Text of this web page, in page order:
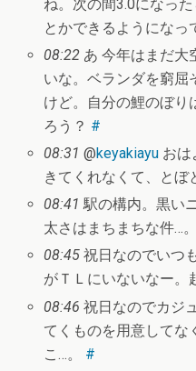
ね。次の間3.0になっ
とかできるようになっ
08:22 あ 今年はまだ大
いな。ベランダを窮屈
けど。自分の鯉のぼり
ろう？ #
08:31 @keyakiayu おは
きてくれなくて、とぼ
08:41 駅の構内。黒い
太さはまちまちな件…。
08:45 祝日なのでいつ
がＴＬにいないなー。
08:46 祝日なのでカジ
てくものを用意してな
こ…。 #